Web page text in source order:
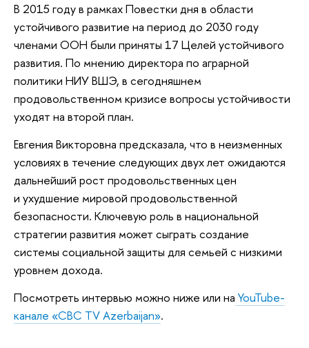
В 2015 году в рамках Повестки дня в области
устойчивого развитие на период до 2030 году
членами ООН были приняты 17 Целей устойчивого
развития. По мнению директора по аграрной
политики НИУ ВШЭ, в сегодняшнем
продовольственном кризисе вопросы устойчивости
уходят на второй план.
Евгения Викторовна предсказала, что в неизменных
условиях в течение следующих двух лет ожидаются
дальнейший рост продовольственных цен
и ухудшение мировой продовольственной
безопасности. Ключевую роль в национальной
стратегии развития может сыграть создание
системы социальной защиты для семьей с низкими
уровнем дохода.
Посмотреть интервью можно ниже или на YouTube-
канале «CBC TV Azerbaijan».